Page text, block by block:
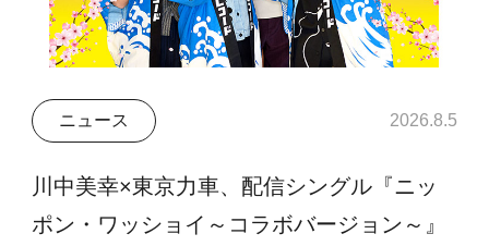
ニュース 2026.8.5
川中美幸×東京力車、配信シングル『ニッ
ポン・ワッショイ～コラボバージョン～』